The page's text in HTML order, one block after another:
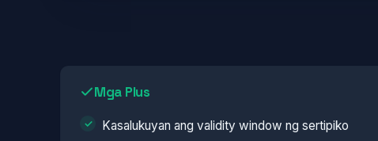
Mga Plus
Kasalukuyan ang validity window ng sertipiko